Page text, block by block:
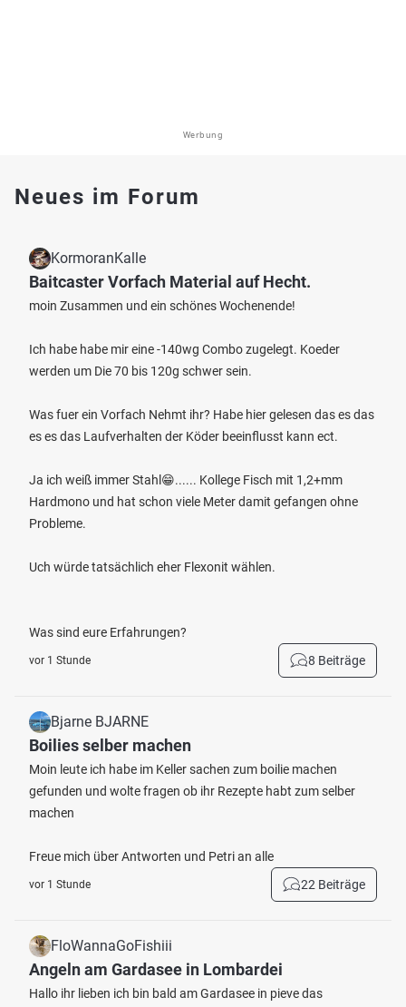
Werbung
Neues im Forum
KormoranKalle
Baitcaster Vorfach Material auf Hecht.
moin Zusammen und ein schönes Wochenende!
Ich habe habe mir eine -140wg Combo zugelegt. Koeder
werden um Die 70 bis 120g schwer sein.
Was fuer ein Vorfach Nehmt ihr? Habe hier gelesen das es das
es es das Laufverhalten der Köder beeinflusst kann ect.
Ja ich weiß immer Stahl😁...... Kollege Fisch mit 1,2+mm
Hardmono und hat schon viele Meter damit gefangen ohne
Probleme.
Uch würde tatsächlich eher Flexonit wählen.
Was sind eure Erfahrungen?
vor 1 Stunde 8 Beiträge
Bjarne BJARNE
Boilies selber machen
Moin leute ich habe im Keller sachen zum boilie machen
gefunden und wolte fragen ob ihr Rezepte habt zum selber
machen
Freue mich über Antworten und Petri an alle
vor 1 Stunde 22 Beiträge
FloWannaGoFishiii
Angeln am Gardasee in Lombardei
Hallo ihr lieben ich bin bald am Gardasee in pieve das